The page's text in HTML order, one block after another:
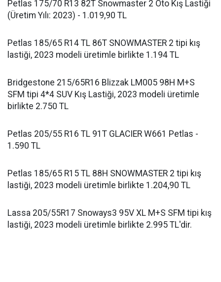
Petlas 175/70 R13 82T Snowmaster 2 Oto Kış Lastiği
(Üretim Yılı: 2023) - 1.019,90 TL
Petlas 185/65 R14 TL 86T SNOWMASTER 2 tipi kış
lastiği, 2023 modeli üretimle birlikte 1.194 TL
Bridgestone 215/65R16 Blizzak LM005 98H M+S
SFM tipi 4*4 SUV Kış Lastiği, 2023 modeli üretimle
birlikte 2.750 TL
Petlas 205/55 R16 TL 91T GLACIER W661 Petlas -
1.590 TL
Petlas 185/65 R15 TL 88H SNOWMASTER 2 tipi kış
lastiği, 2023 modeli üretimle birlikte 1.204,90 TL
Lassa 205/55R17 Snoways3 95V XL M+S SFM tipi kış
lastiği, 2023 modeli üretimle birlikte 2.995 TL'dir.